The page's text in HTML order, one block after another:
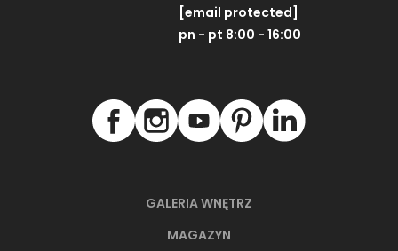
GALERIA WNĘTRZ
MAGAZYN
[email protected]
pn - pt 8:00 - 16:00